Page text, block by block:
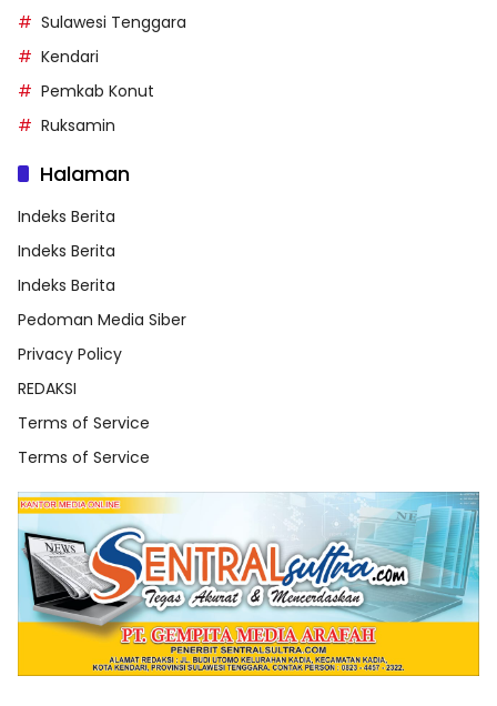
Sulawesi Tenggara
Kendari
Pemkab Konut
Ruksamin
Halaman
Indeks Berita
Indeks Berita
Indeks Berita
Pedoman Media Siber
Privacy Policy
REDAKSI
Terms of Service
Terms of Service